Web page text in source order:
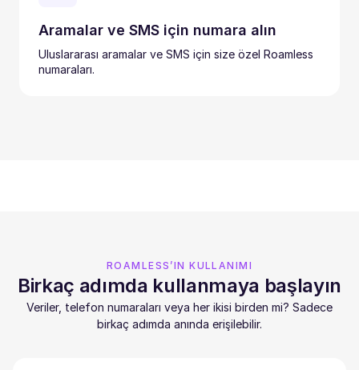
Aramalar ve SMS için numara alın
Uluslararası aramalar ve SMS için size özel Roamless
numaraları.
ROAMLESS’IN KULLANIMI
Birkaç adımda kullanmaya başlayın
Veriler, telefon numaraları veya her ikisi birden mi? Sadece
birkaç adımda anında erişilebilir.